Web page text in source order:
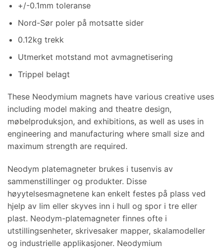
+/-0.1mm toleranse
Nord-Sør poler på motsatte sider
0.12kg trekk
Utmerket motstand mot avmagnetisering
Trippel belagt
These Neodymium magnets have various creative uses
including model making and theatre design,
møbelproduksjon, and exhibitions, as well as uses in
engineering and manufacturing where small size and
maximum strength are required.
Neodym platemagneter brukes i tusenvis av
sammenstillinger og produkter. Disse
høyytelsesmagnetene kan enkelt festes på plass ved
hjelp av lim eller skyves inn i hull og spor i tre eller
plast. Neodym-platemagneter finnes ofte i
utstillingsenheter, skrivesaker mapper, skalamodeller
og industrielle applikasjoner. Neodymium